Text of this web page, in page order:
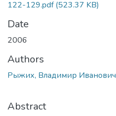
122-129.pdf(523.37 KB)
Date
2006
Authors
Рыжих, Владимир Иванович
Abstract